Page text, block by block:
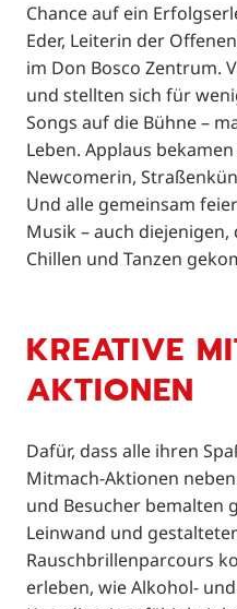
Chance auf ein
Eder, Leiterin der
im Don Bosco Zentrum.
und stellten sich für
Songs auf die Bühne –
Leben. Applaus
Newcomerin,
Und alle gemeinsam
Musik – auch
Chillen und Tanzen
KREATIVE
AKTIONEN
Dafür, dass alle ihren
Mitmach-Aktionen
und Besucher bemalten
Leinwand und
Rauschbrillenparcours
erleben, wie Alkohol-